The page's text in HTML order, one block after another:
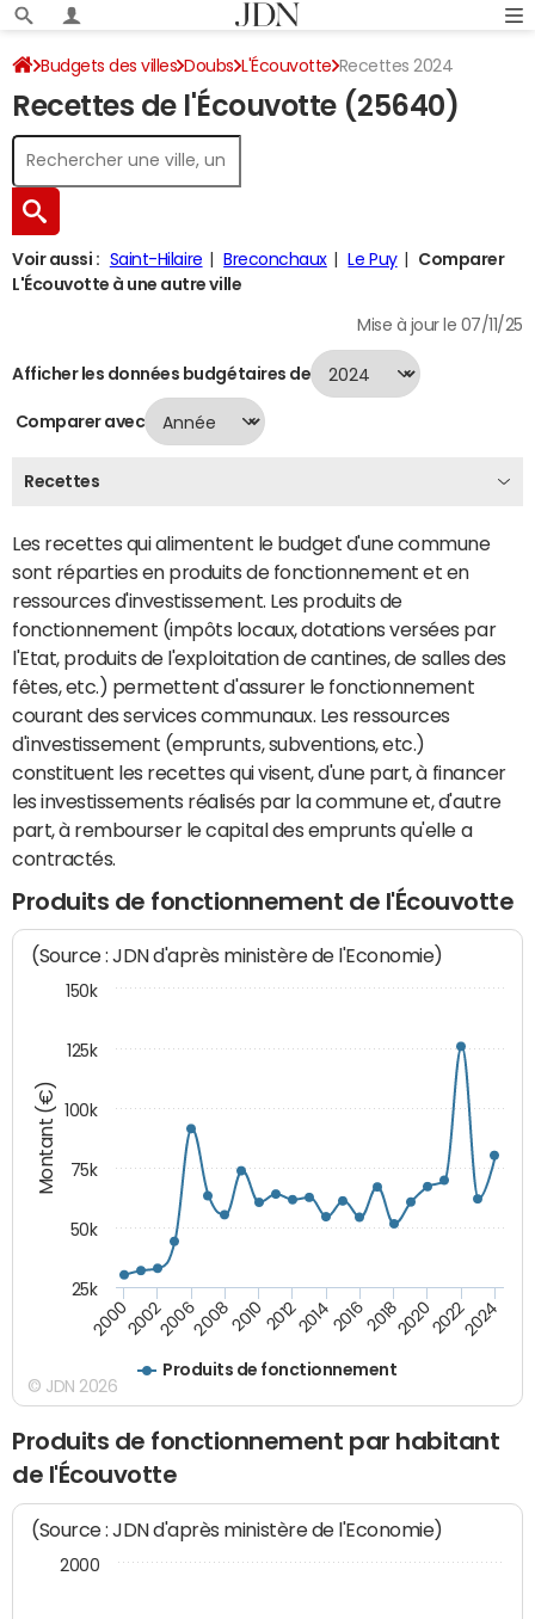
Budgets des villes Doubs L'Écouvotte Recettes 2024
Recettes de l'Écouvotte (25640)
Voir aussi : Saint-Hilaire Breconchaux Le Puy
Comparer
L'Écouvotte à une autre ville
Mise à jour le 07/11/25
Afficher les données budgétaires de
Comparer avec
Recettes
Les recettes qui alimentent le budget d'une commune
sont réparties en produits de fonctionnement et en
ressources d'investissement. Les produits de
fonctionnement (impôts locaux, dotations versées par
l'Etat, produits de l'exploitation de cantines, de salles des
fêtes, etc.) permettent d'assurer le fonctionnement
courant des services communaux. Les ressources
d'investissement (emprunts, subventions, etc.)
constituent les recettes qui visent, d'une part, à financer
les investissements réalisés par la commune et, d'autre
part, à rembourser le capital des emprunts qu'elle a
contractés.
Produits de fonctionnement de l'Écouvotte
Montant (€)
(Source : JDN d'après ministère de l'Economie)
Produits de fonctionnement
200020022006200820102012201420162018202020222024
25k
50k
75k
100k
125k
150k
© JDN 2026
Produits de fonctionnement par habitant
de l'Écouvotte
(Source : JDN d'après ministère de l'Economie)
2000